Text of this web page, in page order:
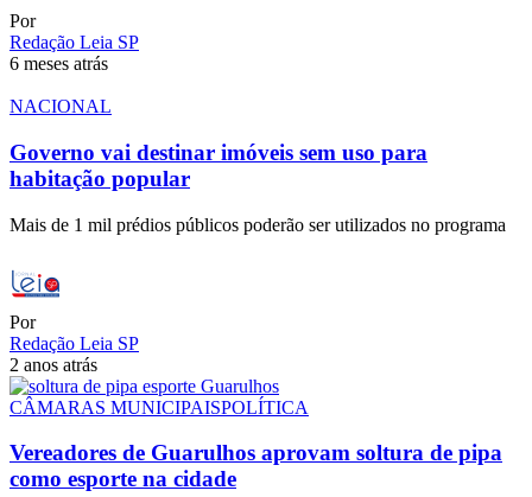
Por
Redação Leia SP
6 meses atrás
NACIONAL
Governo vai destinar imóveis sem uso para
habitação popular
Mais de 1 mil prédios públicos poderão ser utilizados no programa
Por
Redação Leia SP
2 anos atrás
CÂMARAS MUNICIPAISPOLÍTICA
Vereadores de Guarulhos aprovam soltura de pipa
como esporte na cidade